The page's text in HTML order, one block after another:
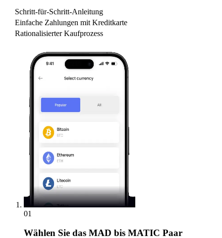
Schritt-für-Schritt-Anleitung
Einfache Zahlungen mit Kreditkarte
Rationalisierter Kaufprozess
01
Wählen Sie das MAD bis MATIC Paar